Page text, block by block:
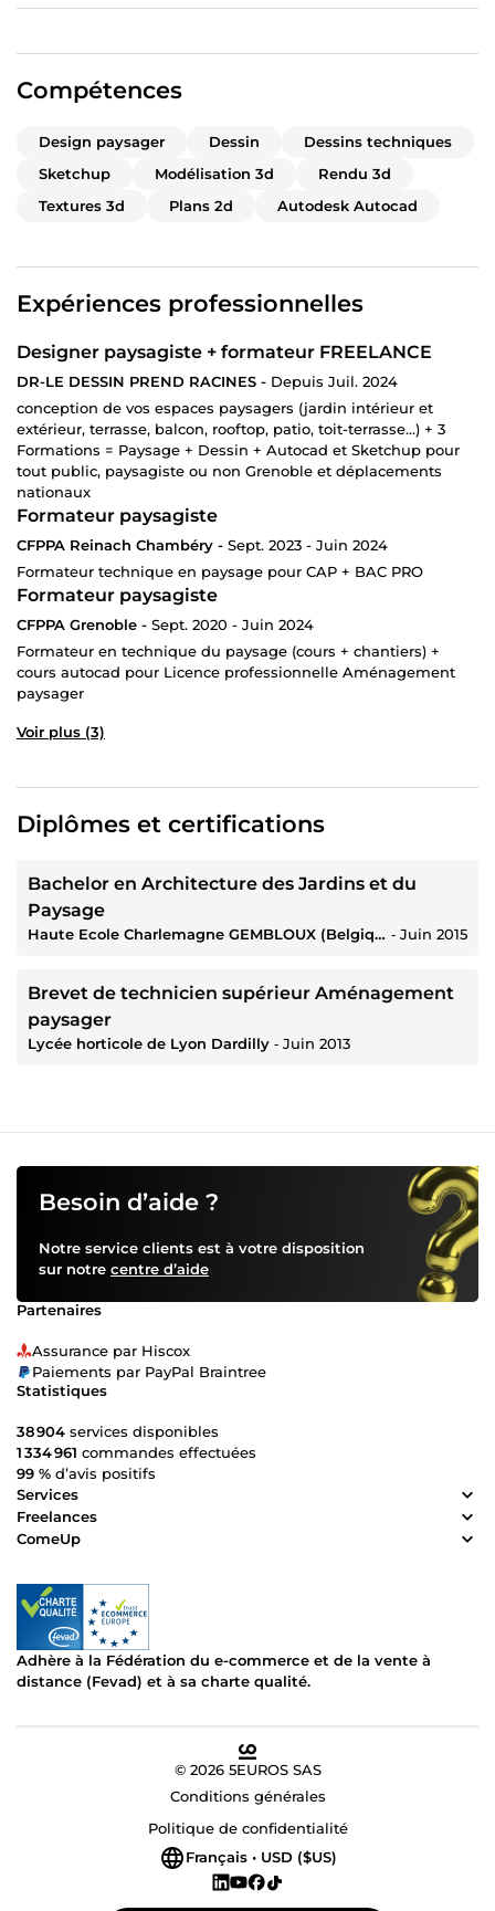
Compétences
Design paysager Dessin
Dessins techniques
Sketchup
Modélisation 3d
Rendu 3d
Textures 3d
Plans 2d Autodesk Autocad
Expériences professionnelles
Designer paysagiste + formateur FREELANCE
DR-LE DESSIN PREND RACINES - Depuis Juil. 2024
conception de vos espaces paysagers (jardin intérieur et
extérieur, terrasse, balcon, rooftop, patio, toit-terrasse...) + 3
Formations = Paysage + Dessin + Autocad et Sketchup pour
tout public, paysagiste ou non Grenoble et déplacements
nationaux
Formateur paysagiste
CFPPA Reinach Chambéry - Sept. 2023 - Juin 2024
Formateur technique en paysage pour CAP + BAC PRO
Formateur paysagiste
CFPPA Grenoble - Sept. 2020 - Juin 2024
Formateur en technique du paysage (cours + chantiers) +
cours autocad pour Licence professionnelle Aménagement
paysager
Voir plus (3)
Diplômes et certifications
Bachelor en Architecture des Jardins et du
Paysage
Haute Ecole Charlemagne GEMBLOUX (Belgique) ‐ Juin 2015
Brevet de technicien supérieur Aménagement
paysager
Lycée horticole de Lyon Dardilly ‐ Juin 2013
Besoin d’aide ?
Notre service clients est à votre disposition
sur notre centre d’aide
Partenaires
Assurance par Hiscox
Paiements par PayPal Braintree
Statistiques
38 904 services disponibles
1 334 961 commandes effectuées
99 % d’avis positifs
Services
Freelances
ComeUp
Adhère à la Fédération du e-commerce et de la vente à
distance (Fevad) et à sa charte qualité.
© 2026 5EUROS SAS
Conditions générales
Politique de confidentialité
Français • USD ($US)